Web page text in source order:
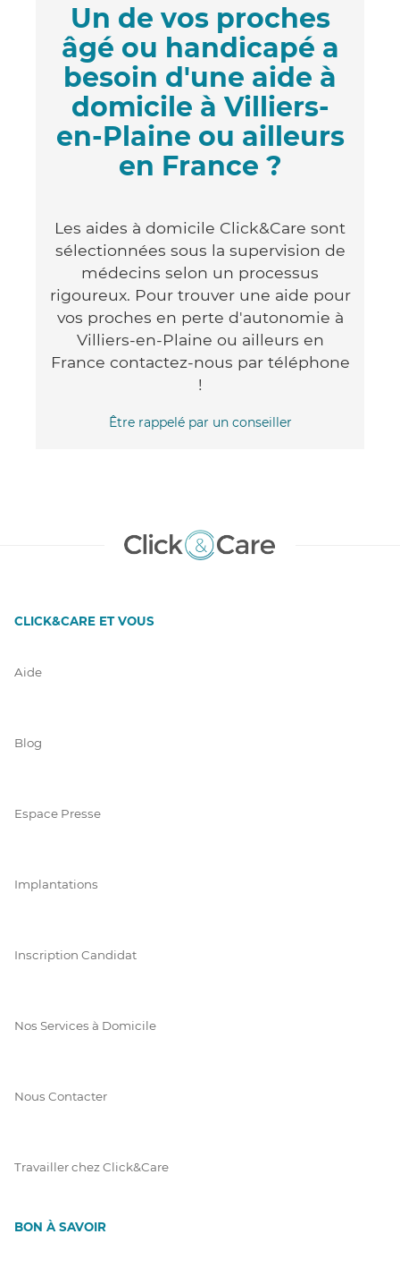
Un de vos proches
âgé ou handicapé a
besoin d'une aide à
domicile à Villiers-
en-Plaine ou ailleurs
en France ?
Les aides à domicile Click&Care sont
sélectionnées sous la supervision de
médecins selon un processus
rigoureux. Pour trouver une aide pour
vos proches en perte d'autonomie à
Villiers-en-Plaine ou ailleurs en
France contactez-nous par téléphone
!
Être rappelé par un conseiller
CLICK&CARE ET VOUS
Aide
Blog
Espace Presse
Implantations
Inscription Candidat
Nos Services à Domicile
Nous Contacter
Travailler chez Click&Care
BON À SAVOIR